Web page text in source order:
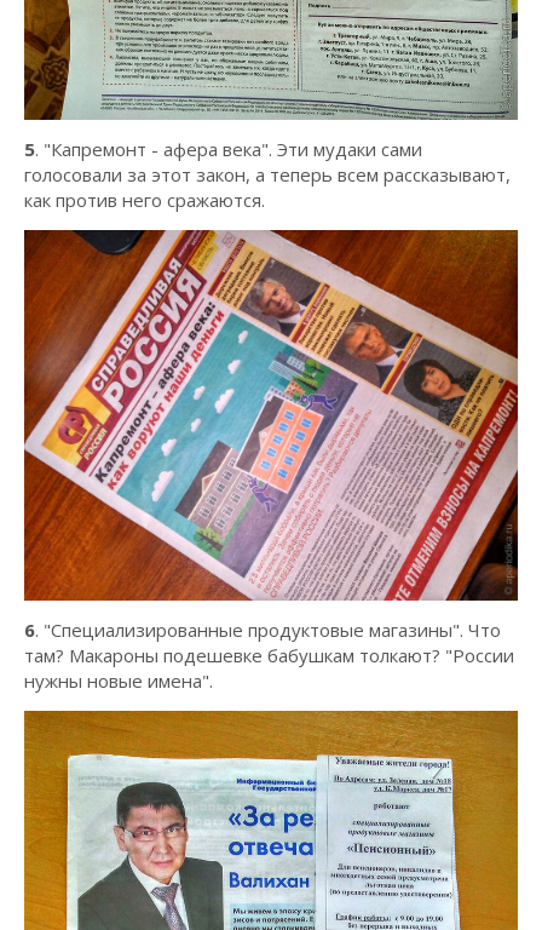
5. "Капремонт - афера века". Эти мудаки сами
голосовали за этот закон, а теперь всем рассказывают,
как против него сражаются.
6. "Специализированные продуктовые магазины". Что
там? Макароны подешевке бабушкам толкают? "России
нужны новые имена".